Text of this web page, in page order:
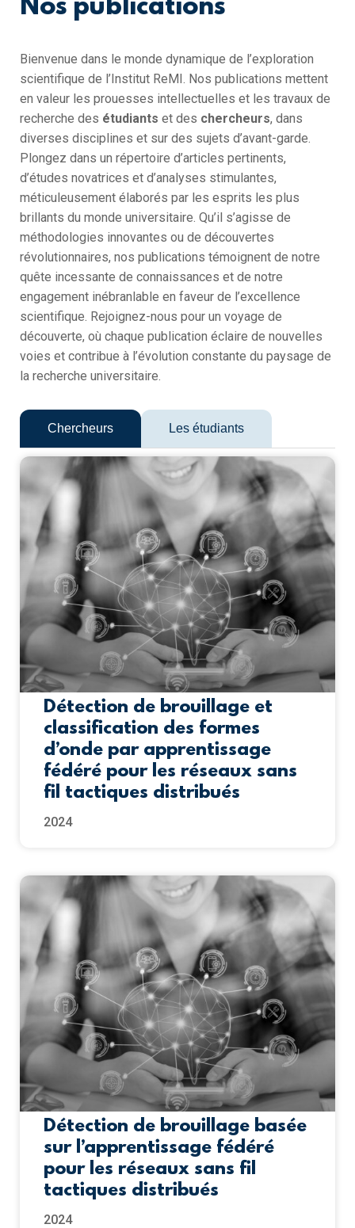
Nos publications
Bienvenue dans le monde dynamique de l’exploration
scientifique de l’Institut ReMI. Nos publications mettent
en valeur les prouesses intellectuelles et les travaux de
recherche des étudiants et des chercheurs, dans
diverses disciplines et sur des sujets d’avant-garde.
Plongez dans un répertoire d’articles pertinents,
d’études novatrices et d’analyses stimulantes,
méticuleusement élaborés par les esprits les plus
brillants du monde universitaire. Qu’il s’agisse de
méthodologies innovantes ou de découvertes
révolutionnaires, nos publications témoignent de notre
quête incessante de connaissances et de notre
engagement inébranlable en faveur de l’excellence
scientifique. Rejoignez-nous pour un voyage de
découverte, où chaque publication éclaire de nouvelles
voies et contribue à l’évolution constante du paysage de
la recherche universitaire.
Chercheurs Les étudiants
Détection de brouillage et
classification des formes
d’onde par apprentissage
fédéré pour les réseaux sans
fil tactiques distribués
2024
Détection de brouillage basée
sur l’apprentissage fédéré
pour les réseaux sans fil
tactiques distribués
2024